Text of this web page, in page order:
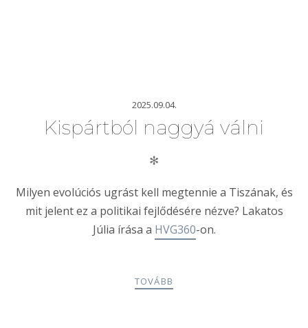
2025.09.04.
Kispártból naggyá válni
✻
Milyen evolúciós ugrást kell megtennie a Tiszának, és
mit jelent ez a politikai fejlődésére nézve? Lakatos
Júlia írása a HVG360-on.
TOVÁBB